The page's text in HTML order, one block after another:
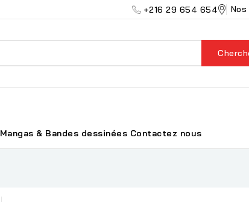
+216 29 654 654 Nos
Mangas & Bandes dessinées Contactez nous